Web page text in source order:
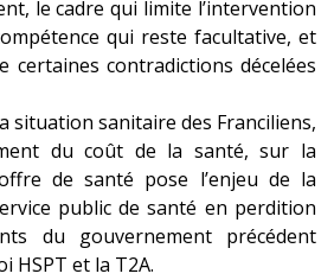
le cadre qui limite l’intervention
qui reste facultative, et
certaines contradictions décelées
situation sanitaire des Franciliens,
du coût de la santé, sur la
de santé pose l’enjeu de la
public de santé en perdition
du gouvernement précédent
HSPT et la T2A.